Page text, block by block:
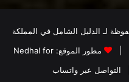
الدليل الشامل في المملكة
| مطور الموقع:Nedhal for
التواصل عبر واتساب